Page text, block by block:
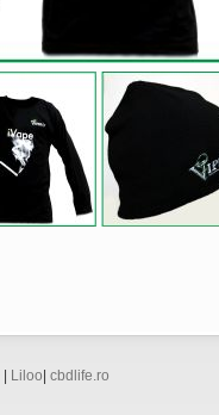
Liloo cbdlife.ro